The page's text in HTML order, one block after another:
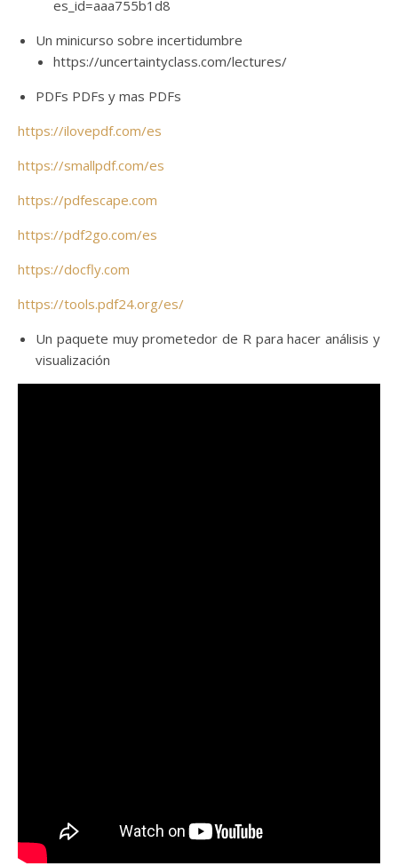
es_id=aaa755b1d8
Un minicurso sobre incertidumbre
https://uncertaintyclass.com/lectures/
PDFs PDFs y mas PDFs
https://ilovepdf.com/es
https://smallpdf.com/es
https://pdfescape.com
https://pdf2go.com/es
https://docfly.com
https://tools.pdf24.org/es/
Un paquete muy prometedor de R para hacer análisis y
visualización